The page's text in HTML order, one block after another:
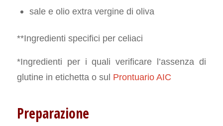
sale e olio extra vergine di oliva
**Ingredienti specifici per celiaci
*Ingredienti per i quali verificare l’assenza di
glutine in etichetta o sul Prontuario AIC
Preparazione